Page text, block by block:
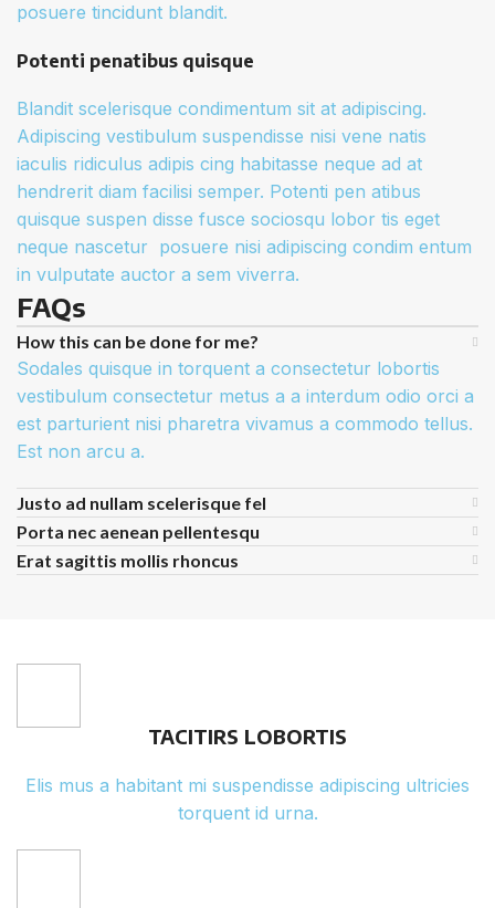
posuere tincidunt blandit.
Potenti penatibus quisque
Blandit scelerisque condimentum sit at adipiscing.
Adipiscing vestibulum suspendisse nisi vene natis
iaculis ridiculus adipis cing habitasse neque ad at
hendrerit diam facilisi semper. Potenti pen atibus
quisque suspen disse fusce sociosqu lobor tis eget
neque nascetur posuere nisi adipiscing condim entum
in vulputate auctor a sem viverra.
FAQs
How this can be done for me?
Sodales quisque in torquent a consectetur lobortis
vestibulum consectetur metus a a interdum odio orci a
est parturient nisi pharetra vivamus a commodo tellus.
Est non arcu a.
Justo ad nullam scelerisque fel
Porta nec aenean pellentesqu
Erat sagittis mollis rhoncus
TACITIRS LOBORTIS
Elis mus a habitant mi suspendisse adipiscing ultricies
torquent id urna.